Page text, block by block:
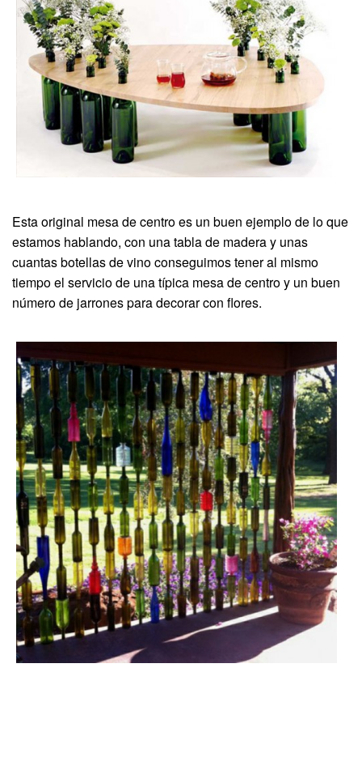
Esta original mesa de centro es un buen ejemplo de lo que
estamos hablando, con una tabla de madera y unas
cuantas botellas de vino conseguimos tener al mismo
tiempo el servicio de una típica mesa de centro y un buen
número de jarrones para decorar con flores.